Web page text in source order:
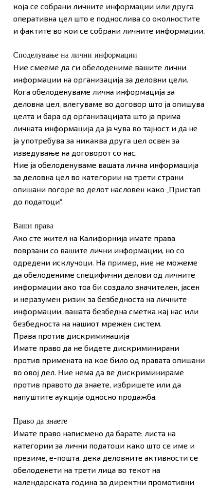
која се собрани личните информации или друга
оперативна цел што е поднослива со околностите
и фактите во кои се собрани личните информации.
Споделување на лични информации
Ние смееме да ги обелодениме вашите лични
информации на организација за деловни цели.
Кога обелоденуваме лична информација за
деловна цел, влегуваме во договор што ја опишува
целта и бара од организацијата што ја прима
личната информација да ја чува во тајност и да не
ја употребува за никаква друга цел освен за
изведување на договорот со нас.
Ние ја обелоденуваме вашата лична информација
за деловна цел во категории на трети страни
опишани погоре во делот насловен како „Пристап
до податоци“.
Ваши права
Ако сте жител на Калифорнија имате права
поврзани со вашите лични информации, но со
одредени исклучоци. На пример, ние не можеме
да обелодениме специфични делови од личните
информации ако тоа би создало значителен, јасен
и неразумен ризик за безбедноста на личните
информации, вашата безбедна сметка кај нас или
безбедноста на нашиот мрежен систем.
Права против дискриминација
Имате право да не бидете дискриминирани
против примената на кое било од правата опишани
во овој дел. Ние нема да ве дискриминираме
против правото да знаете, избришете или да
напуштите аукција односно продажба.
Право да знаете
Имате право написмено да барате: листа на
категории за лични податоци како што се име и
презиме, е-пошта, дека деловните активности се
обелоденети на трети лица во текот на
календарската година за директни промотивни